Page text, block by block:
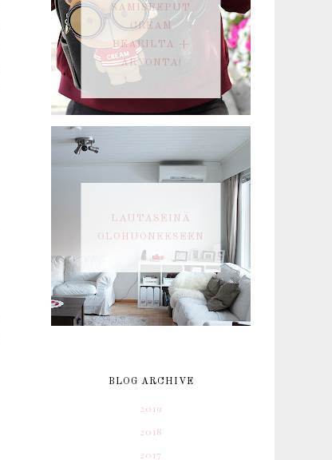
SAMISREPUT
CREAM
BEARILTA +
ARVONTA!
LAUTASEINÄ
OLOHUONEESEEN
BLOG ARCHIVE
2019
2018
2017